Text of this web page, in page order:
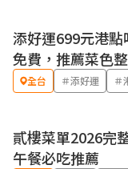
添好運699元港
免費，推薦菜色
全台 ＃添好運 ＃
貳樓菜單2026完
午餐必吃推薦